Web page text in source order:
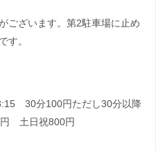
ございます。第2駐車場に止め
す。
30分100円ただし30分以降
土日祝800円